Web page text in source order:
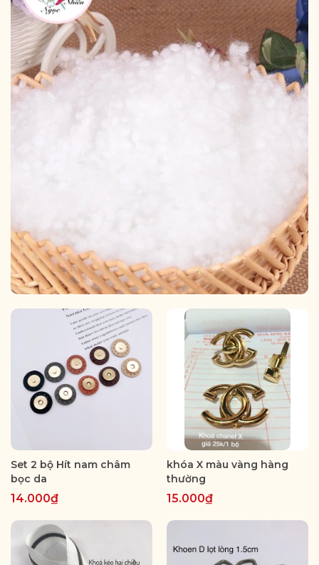
Set 2 bộ Hít nam châm
bọc da
14.000₫
khóa X màu vàng hàng
thường
15.000₫